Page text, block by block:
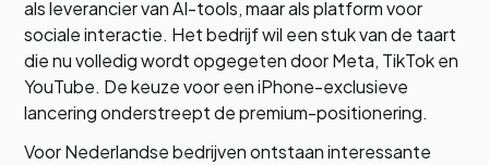
als leverancier van AI-tools, maar als platform voor
sociale interactie. Het bedrijf wil een stuk van de taart
die nu volledig wordt opgegeten door Meta, TikTok en
YouTube. De keuze voor een iPhone-exclusieve
lancering onderstreept de premium-positionering.
Voor Nederlandse bedrijven ontstaan interessante